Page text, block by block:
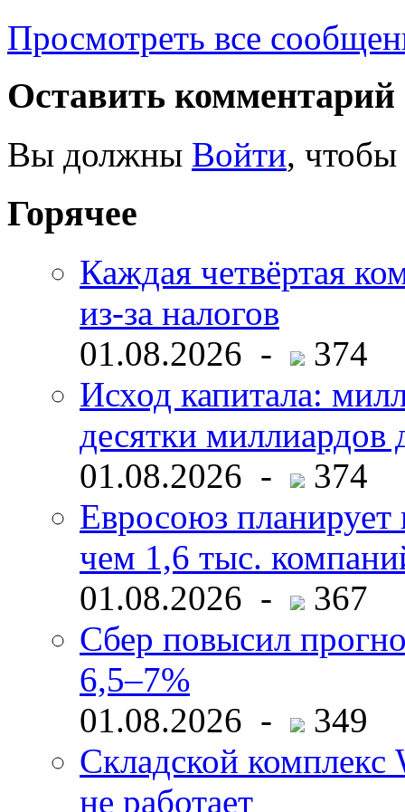
Просмотреть все
Оставить комментарий
Вы должны Войти, чтобы
Горячее
Каждая четвёртая
из-за налогов
01.08.2026 -
374
Исход капитала:
десятки миллиардов
01.08.2026 -
374
Евросоюз планирует
чем 1,6 тыс.
01.08.2026 -
367
Сбер повысил
6,5–7%
01.08.2026 -
349
Складской комплекс
не работает